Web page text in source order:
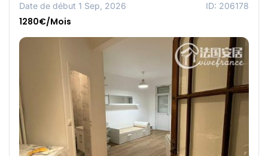
Date de début 1 Sep, 2026 ID: 206178
1280€/Mois